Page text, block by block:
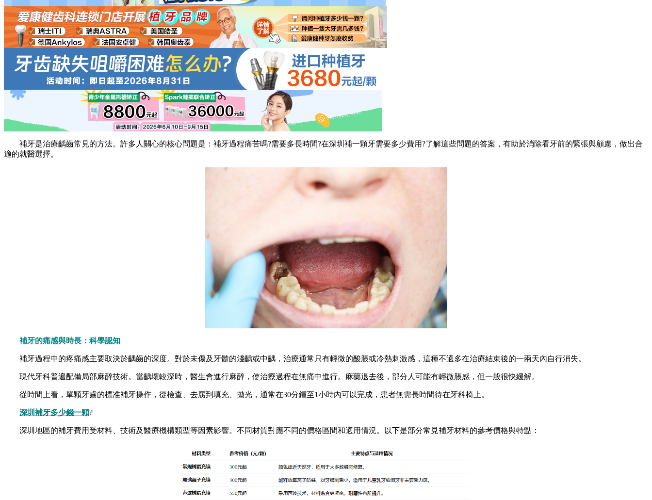
補牙是治療齲齒常見的方法。許多人關心的核心問題是：補牙過程痛苦嗎?需要多長時間?在深圳補一顆牙需要多少費用?了解這些問題的答案，有助於消除看牙前的緊張與顧慮，做出合
適的就醫選擇。
補牙的痛感與時長：科學認知
補牙過程中的疼痛感主要取決於齲齒的深度。對於未傷及牙髓的淺齲或中齲，治療通常只有輕微的酸脹或冷熱刺激感，這種不適多在治療結束後的一兩天內自行消失。
現代牙科普遍配備局部麻醉技術。當齲壞較深時，醫生會進行麻醉，使治療過程在無痛中進行。麻藥退去後，部分人可能有輕微脹感，但一般很快緩解。
從時間上看，單顆牙齒的標准補牙操作，從檢查、去腐到填充、拋光，通常在30分鍾至1小時內可以完成，患者無需長時間待在牙科椅上。
深圳補牙多少錢一顆?
深圳地區的補牙費用受材料、技術及醫療機構類型等因素影響。不同材質對應不同的價格區間和適用情況。以下是部分常見補牙材料的參考價格與特點：